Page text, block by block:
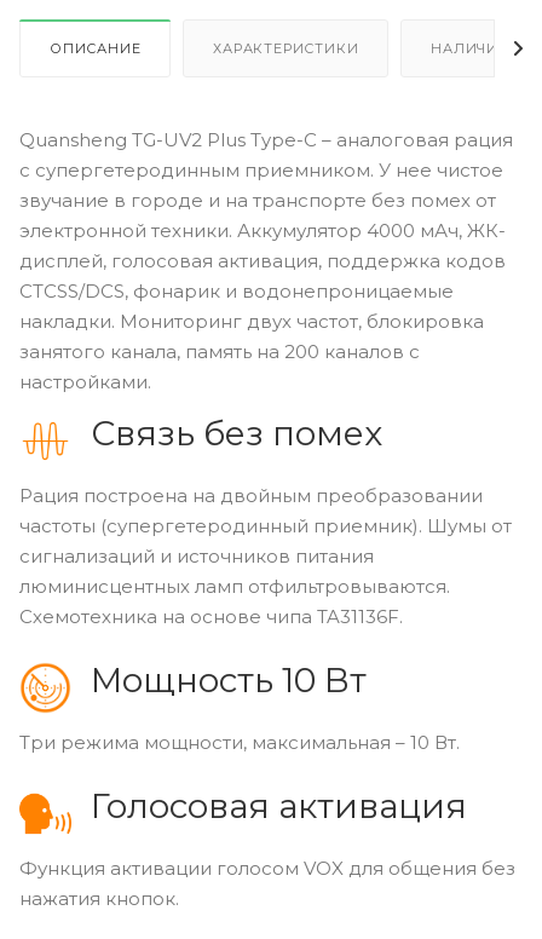
ОПИСАНИЕ ХАРАКТЕРИСТИКИ НАЛИЧИЕ
Quansheng TG-UV2 Plus Type-C – аналоговая рация
с супергетеродинным приемником. У нее чистое
звучание в городе и на транспорте без помех от
электронной техники. Аккумулятор 4000 мАч, ЖК-
дисплей, голосовая активация, поддержка кодов
CTCSS/DCS, фонарик и водонепроницаемые
накладки. Мониторинг двух частот, блокировка
занятого канала, память на 200 каналов с
настройками.
Связь без помех
Рация построена на двойным преобразовании
частоты (супергетеродинный приемник). Шумы от
сигнализаций и источников питания
люминисцентных ламп отфильтровываются.
Схемотехника на основе чипа TA31136F.
Мощность 10 Вт
Три режима мощности, максимальная – 10 Вт.
Голосовая активация
Функция активации голосом VOX для общения без
нажатия кнопок.